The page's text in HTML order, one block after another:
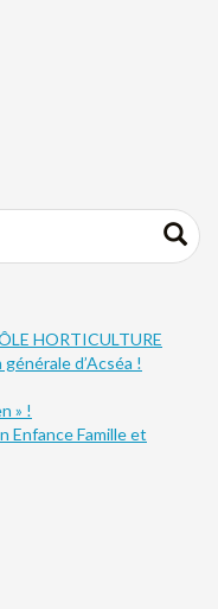
HORTICULTURE
d’Acséa !
» !
Enfance Famille et